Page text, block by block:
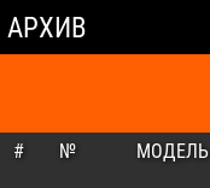
АРХИВ
# № МОДЕЛЬ